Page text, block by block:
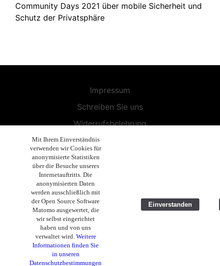
Community Days 2021 über mobile Sicherheit und
Schutz der Privatsphäre
Impressum
Schreiben Sie uns
Widerrufsbelehrung
Allgemeine Geschäftsbedingungen
Endbenutzer-Lizenzvereinbarung
Datenschutzerklärung
Geschäftsethik
Copyright 2019 - 2026 Volla Systeme GmbH
Mit Ihrem Einverständnis
verwenden wir Cookies für
anonymisierte Statistiken
über die Besuche unseres
Internetauftritts. Die
anonymisierten Daten
werden ausschließlich mit
der Open Source Software
Matomo ausgewertet, die
wir selbst eingerichtet
haben und von uns
verwaltet wird. Weitere
Informationen finden Sie
in unseren
Datenschutzbestimmungen
Einverstanden